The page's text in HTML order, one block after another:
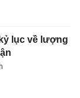
lục về lượng